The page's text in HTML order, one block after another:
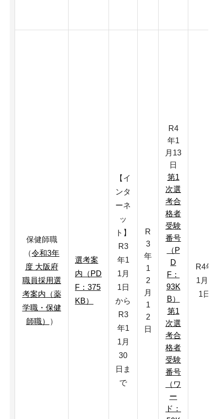
保健師職
（令和3年
度 大阪府
職員採用選
考案内（薬
学職・保健
師職）
）
選考案
内（PD
F：375
KB）
【イ
ンタ
ーネ
ッ
ト】
R3
年1
1月
1日
から
R3
年1
1月
30
日ま
で
R
3
年
1
2
月
1
2
日
R4
年1
月13
日
第1
次選
考合
格者
受験
番号
（P
D
F：
93K
B）
第1
次選
考合
格者
受験
番号
（ワ
ー
ド：
R4年
1月3
1日